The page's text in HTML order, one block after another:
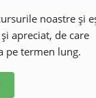
noastre și
apreciat, de care
pe termen lung.